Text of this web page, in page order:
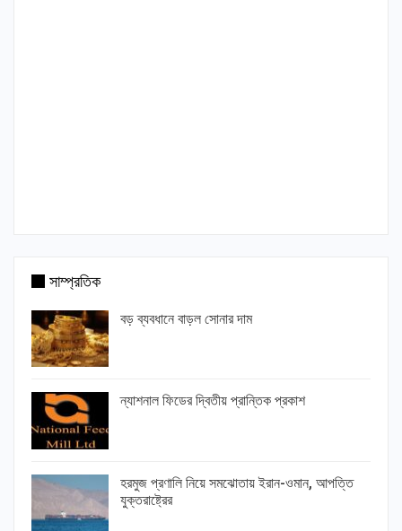
সাম্প্রতিক
বড় ব্যবধানে বাড়ল সোনার দাম
ন্যাশনাল ফিডের দ্বিতীয় প্রান্তিক প্রকাশ
হরমুজ প্রণালি নিয়ে সমঝোতায় ইরান-ওমান, আপত্তি
যুক্তরাষ্ট্রের